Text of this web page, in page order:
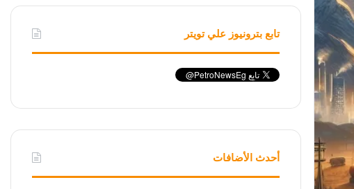
تابع بترونيوز علي تويتر
أحدث الأضافات